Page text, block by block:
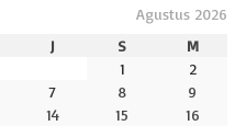
Agustus 2026
J S
M
1
2
7 8
9
14 15
16